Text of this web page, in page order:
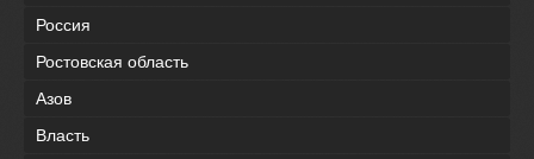
Россия
Ростовская область
Азов
Власть